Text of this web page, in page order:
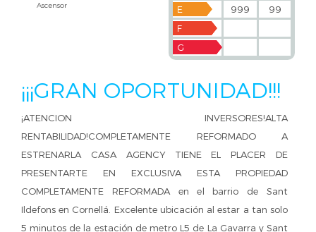
Ascensor
E
999
99
F
G
¡¡¡GRAN OPORTUNIDAD!!!
¡ATENCION INVERSORES!ALTA
RENTABILIDAD!COMPLETAMENTE REFORMADO A
ESTRENARLA CASA AGENCY TIENE EL PLACER DE
PRESENTARTE EN EXCLUSIVA ESTA PROPIEDAD
COMPLETAMENTE REFORMADA en el barrio de Sant
Ildefons en Cornellá. Excelente ubicación al estar a tan solo
5 minutos de la estación de metro L5 de La Gavarra y Sant